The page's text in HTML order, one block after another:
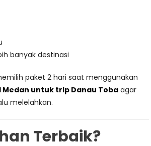
banyak destinasi
paket 2 hari saat menggunakan
Medan untuk trip Danau Toba agar
melelahkan.
Terbaik?